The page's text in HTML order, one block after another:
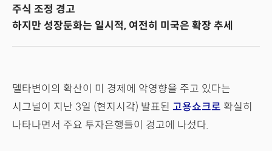
주식 조정 경고
하지만 성장둔화는 일시적, 여전히 미국은 확장 추세
델타변이의 확산이 미 경제에 악영향을 주고 있다는
시그널이 지난 3일 (현지시각) 발표된 고용쇼크로 확실히
나타나면서 주요 투자은행들이 경고에 나섰다.